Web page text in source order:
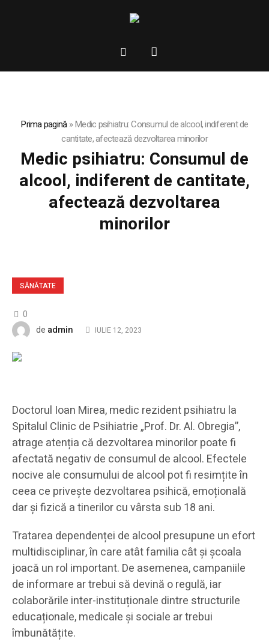
Prima pagină»Medic psihiatru: Consumul de alcool, indiferent de
cantitate, afectează dezvoltarea minorilor
Medic psihiatru: Consumul de
alcool, indiferent de cantitate,
afectează dezvoltarea
minorilor
SĂNĂTATE
0
de admin IULIE 12, 2023
Doctorul Ioan Mirea, medic rezident psihiatru la
Spitalul Clinic de Psihiatrie „Prof. Dr. Al. Obregia”,
atrage atenția că dezvoltarea minorilor poate fi
afectată negativ de consumul de alcool. Efectele
nocive ale consumului de alcool pot fi resimțite în
ceea ce privește dezvoltarea psihică, emoțională
dar și fizică a tinerilor cu vârsta sub 18 ani.
Tratarea dependenței de alcool presupune un efort
multidisciplinar, în care atât familia cât și școala
joacă un rol important. De asemenea, campaniile
de informare ar trebui să devină o regulă, iar
colaborările inter-instituționale dintre structurile
educaționale, medicale și sociale ar trebui
îmbunătățite.